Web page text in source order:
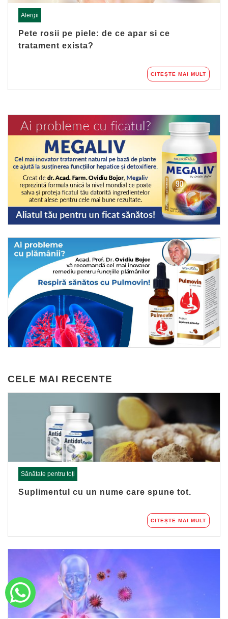
Alergii
Pete rosii pe piele: de ce apar si ce
tratament exista?
CITEȘTE MAI MULT
CELE MAI RECENTE
Sănătate pentru toți
Suplimentul cu un nume care spune tot.
CITEȘTE MAI MULT